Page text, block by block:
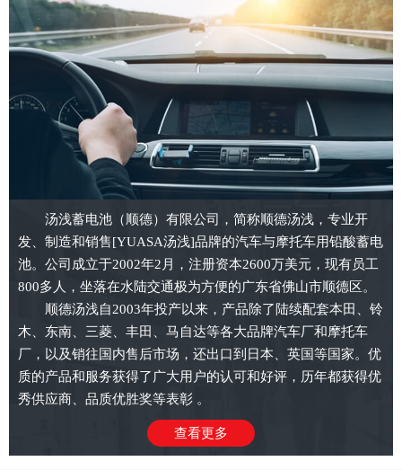
汤浅蓄电池（顺德）有限公司，简称顺德汤浅，专业开
发、制造和销售[YUASA汤浅]品牌的汽车与摩托车用铅酸蓄电
池。公司成立于2002年2月，注册资本2600万美元，现有员工
800多人，坐落在水陆交通极为方便的广东省佛山市顺德区。
顺德汤浅自2003年投产以来，产品除了陆续配套本田、铃
木、东南、三菱、丰田、马自达等各大品牌汽车厂和摩托车
厂，以及销往国内售后市场，还出口到日本、英国等国家。优
质的产品和服务获得了广大用户的认可和好评，历年都获得优
秀供应商、品质优胜奖等表彰 。
查看更多